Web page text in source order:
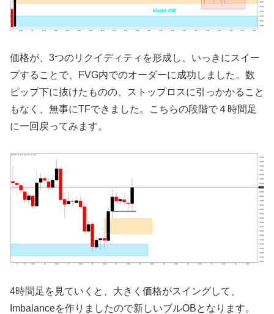
価格が、3つのリクイディティを形成し、いっきにスイー
プすることで、FVG内でのオーダーに成功しました。数
ピップ下に抜けたものの、ストップロスに引っかかること
もなく、無事にTFできました。こちらの段階で４時間足
に一回戻ってみます。
4時間足を見ていくと、大きく価格がスイングして、
Imbalanceを作りましたので新しいブルOBとなります。